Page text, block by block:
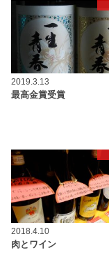
2019.3.13
最高金賞受賞
2018.4.10
肉とワイン